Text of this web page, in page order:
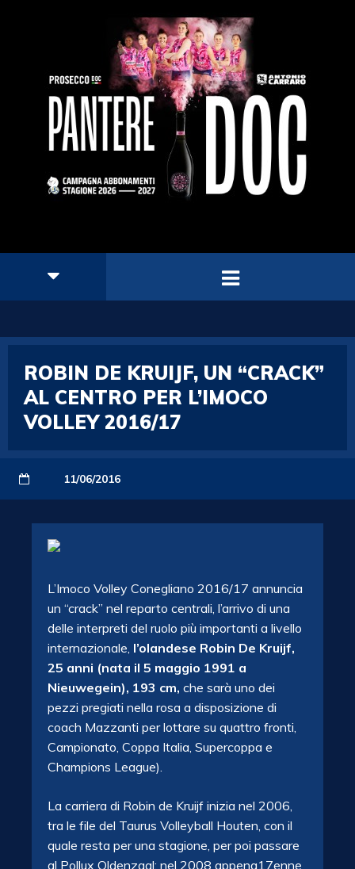
ROBIN DE KRUIJF, UN “CRACK”
AL CENTRO PER L’IMOCO
VOLLEY 2016/17
11/06/2016
L’Imoco Volley Conegliano 2016/17 annuncia
un “crack” nel reparto centrali, l’arrivo di una
delle interpreti del ruolo più importanti a livello
internazionale, l’olandese Robin De Kruijf,
25 anni (nata il 5 maggio 1991 a
Nieuwegein), 193 cm, che sarà uno dei
pezzi pregiati nella rosa a disposizione di
coach Mazzanti per lottare su quattro fronti,
Campionato, Coppa Italia, Supercoppa e
Champions League).
La carriera di Robin de Kruijf inizia nel 2006,
tra le file del Taurus Volleyball Houten, con il
quale resta per una stagione, per poi passare
al Pollux Oldenzaal; nel 2008 appena17enne